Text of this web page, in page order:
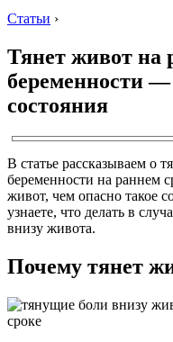
Статьи ›
Тянет живот на
беременности
состояния
В статье рассказываем о
беременности на раннем
живот, чем опасно такое
узнаете, что делать в
внизу живота.
Почему тянет